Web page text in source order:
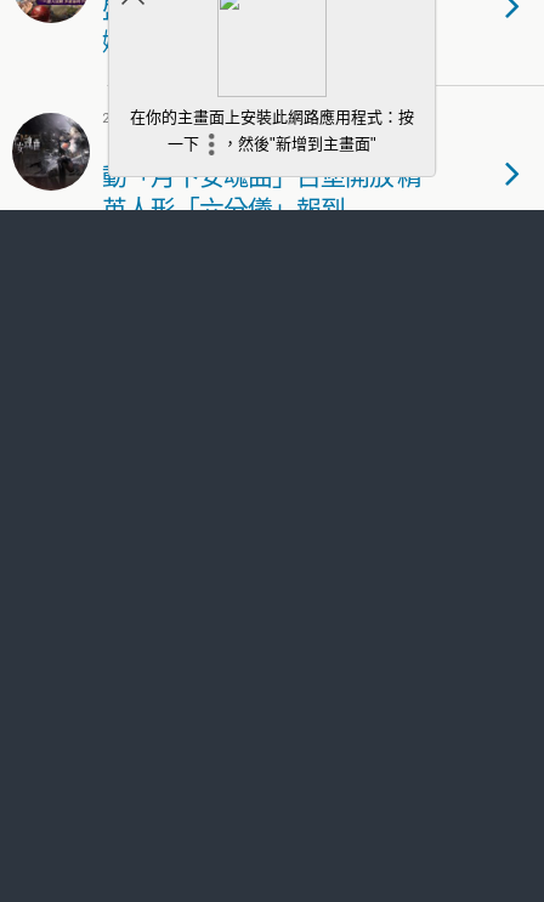
盛夏慶典狂歡開跑 新角色「黛
娜」華麗登場
2026-08-07
《少女前線2：追放》主題活
動「月下安魂曲」古堡開放 精
英人形「六分儀」報到